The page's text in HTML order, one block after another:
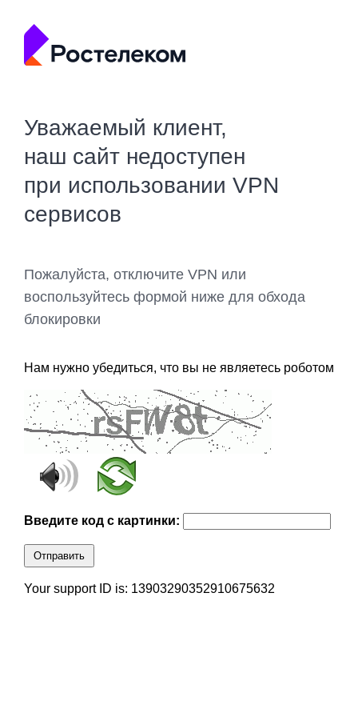
Уважаемый клиент,
наш сайт недоступен
при использовании VPN
сервисов
Пожалуйста, отключите VPN или
воспользуйтесь формой ниже для обхода
блокировки
Нам нужно убедиться, что вы не являетесь роботом
Введите код с картинки:
Отправить
Your support ID is: 13903290352910675632